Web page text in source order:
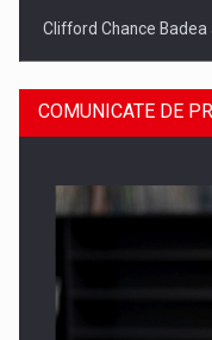
Clifford Chance
COMUNICATE DE